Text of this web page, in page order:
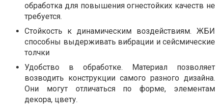
обработка для повышения огнестойких качеств не
требуется.
Стойкость к динамическим воздействиям. ЖБИ
способны выдерживать вибрации и сейсмические
толчки
Удобство в обработке. Материал позволяет
возводить конструкции самого разного дизайна.
Они могут отличаться по форме, элементам
декора, цвету.